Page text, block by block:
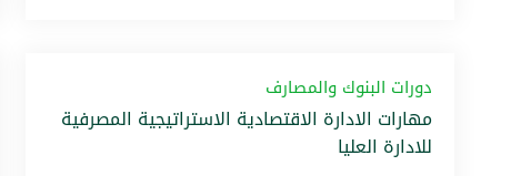
دورات البنوك والمصارف
مهارات الادارة الاقتصادية الاستراتيجية المصرفية
للادارة العليا